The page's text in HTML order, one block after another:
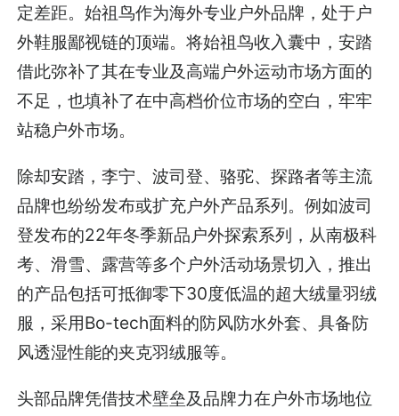
定差距。始祖鸟作为海外专业户外品牌，处于户
外鞋服鄙视链的顶端。将始祖鸟收入囊中，安踏
借此弥补了其在专业及高端户外运动市场方面的
不足，也填补了在中高档价位市场的空白，牢牢
站稳户外市场。
除却安踏，李宁、波司登、骆驼、探路者等主流
品牌也纷纷发布或扩充户外产品系列。例如波司
登发布的22年冬季新品户外探索系列，从南极科
考、滑雪、露营等多个户外活动场景切入，推出
的产品包括可抵御零下30度低温的超大绒量羽绒
服，采用Bo-tech面料的防风防水外套、具备防
风透湿性能的夹克羽绒服等。
头部品牌凭借技术壁垒及品牌力在户外市场地位